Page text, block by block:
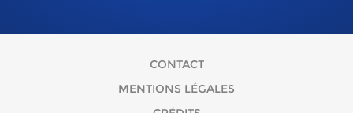
CONTACT
MENTIONS LÉGALES